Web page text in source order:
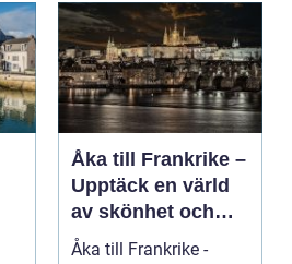
Åka till Frankrike –
Upptäck en värld
av skönhet och
kultur
Åka till Frankrike -